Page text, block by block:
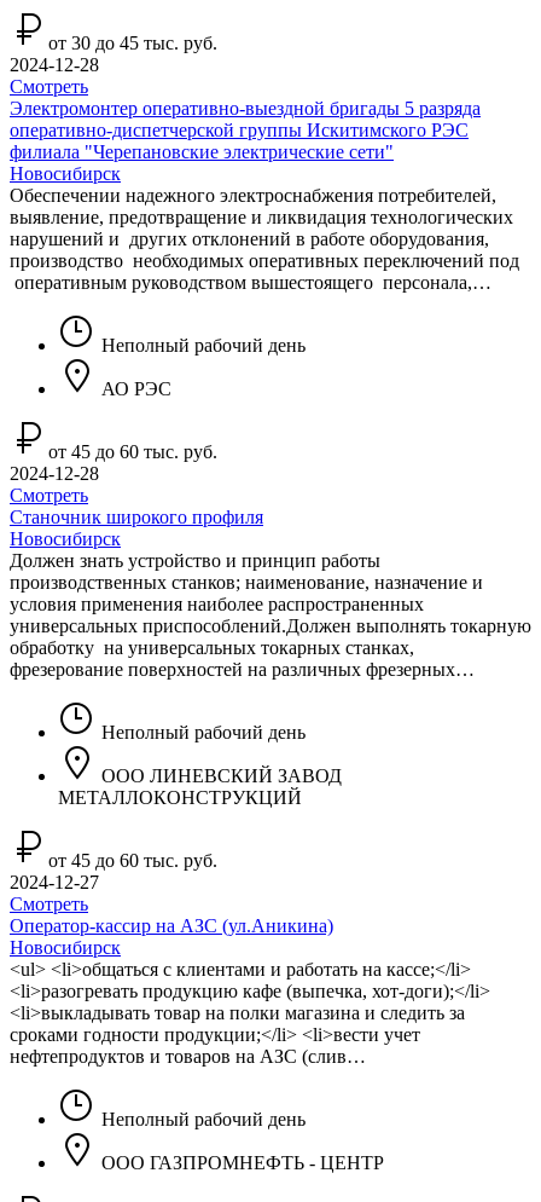
от 30 до 45 тыс. руб.
2024-12-28
Смотреть
Электромонтер оперативно-выездной бригады 5 разряда
оперативно-диспетчерской группы Искитимского РЭС
филиала "Черепановские электрические сети"
Новосибирск
Обеспечении надежного электроснабжения потpебителей,
выявление, пpедотвpащение и ликвидация технологических
наpушений и дpугих отклонений в pаботе обоpудования,
пpоизводство необходимых опеpативных пеpеключений под
оперативным руководством вышестоящего персонала,…
Неполный рабочий день
АО РЭС
от 45 до 60 тыс. руб.
2024-12-28
Смотреть
Станочник широкого профиля
Новосибирск
Должен знать устройство и принцип работы
производственных станков; наименование, назначение и
условия применения наиболее распространенных
универсальных приспособлений.Должен выполнять токарную
обработку на универсальных токарных станках,
фрезерование поверхностей на различных фрезерных…
Неполный рабочий день
ООО ЛИНЕВСКИЙ ЗАВОД
МЕТАЛЛОКОНСТРУКЦИЙ
от 45 до 60 тыс. руб.
2024-12-27
Смотреть
Оператор-кассир на АЗС (ул.Аникина)
Новосибирск
<ul> <li>общаться с клиентами и работать на кассе;</li>
<li>разогревать продукцию кафе (выпечка, хот-доги);</li>
<li>выкладывать товар на полки магазина и следить за
сроками годности продукции;</li> <li>вести учет
нефтепродуктов и товаров на АЗС (слив…
Неполный рабочий день
ООО ГАЗПРОМНЕФТЬ - ЦЕНТР